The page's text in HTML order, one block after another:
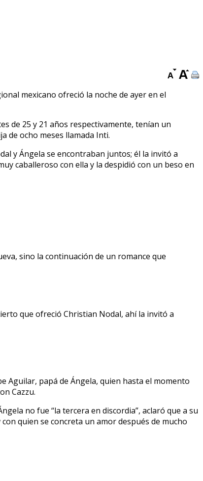
mexicano ofreció la noche de ayer en el
de 25 y 21 años respectivamente, tenían un
de ocho meses llamada Inti.
y Ángela se encontraban juntos; él la invitó a
caballeroso con ella y la despidió con un beso en
sino la continuación de un romance que
que ofreció Christian Nodal, ahí la invitó a
Aguilar, papá de Ángela, quien hasta el momento
Cazzu.
no fue “la tercera en discordia”, aclaró que a su
quien se concreta un amor después de mucho